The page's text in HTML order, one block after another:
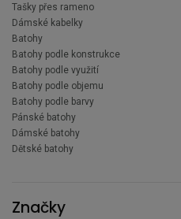
Tašky přes rameno
Dámské kabelky
Batohy
Batohy podle konstrukce
Batohy podle využití
Batohy podle objemu
Batohy podle barvy
Pánské batohy
Dámské batohy
Dětské batohy
Značky